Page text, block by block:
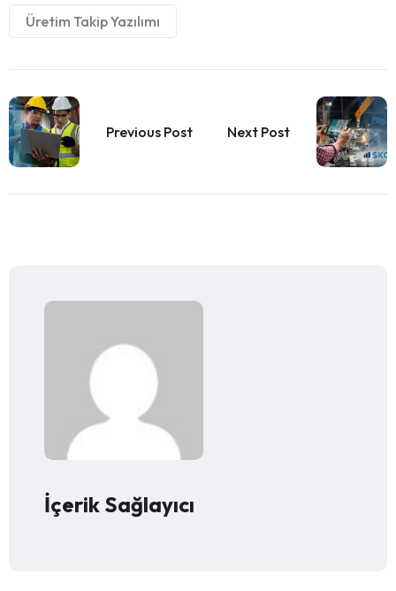
Üretim Takip Yazılımı
Previous Post Next Post
İçerik Sağlayıcı